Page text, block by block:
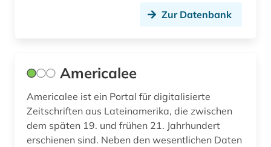
islam (1)
italienisch (2)
jahrbuch (3)
Zur Datenbank
Americalee
Americalee ist ein Portal für digitalisierte
Zeitschriften aus Lateinamerika, die zwischen
dem späten 19. und frühen 21. Jahrhundert
erschienen sind. Neben den wesentlichen Daten